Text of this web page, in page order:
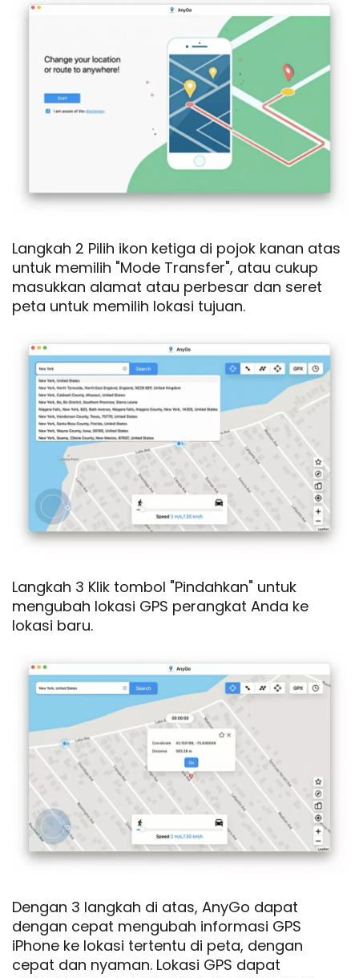
Langkah 2 Pilih ikon ketiga di pojok kanan atas
untuk memilih "Mode Transfer", atau cukup
masukkan alamat atau perbesar dan seret
peta untuk memilih lokasi tujuan.
Langkah 3 Klik tombol "Pindahkan" untuk
mengubah lokasi GPS perangkat Anda ke
lokasi baru.
Dengan 3 langkah di atas, AnyGo dapat
dengan cepat mengubah informasi GPS
iPhone ke lokasi tertentu di peta, dengan
cepat dan nyaman. Lokasi GPS dapat